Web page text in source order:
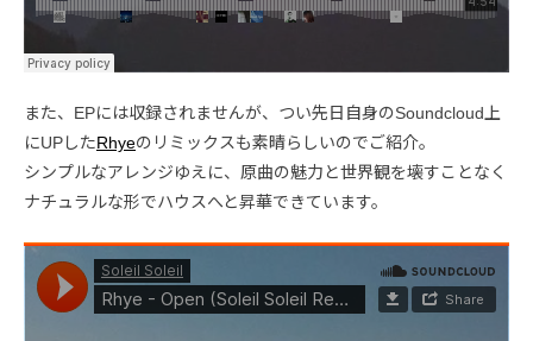
また、EPには収録されませんが、つい先日自身のSoundcloud上
にUPしたRhyeのリミックスも素晴らしいのでご紹介。
シンプルなアレンジゆえに、原曲の魅力と世界観を壊すことなく
ナチュラルな形でハウスへと昇華できています。